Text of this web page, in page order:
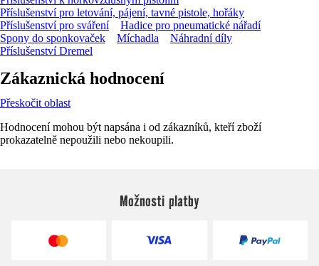
Příslušenství pro letování, pájení, tavné pistole, hořáky
Příslušenství pro sváření
Hadice pro pneumatické nářadí
Spony do sponkovaček
Míchadla
Náhradní díly
Příslušenství Dremel
Zákaznická hodnocení
Přeskočit oblast
Hodnocení mohou být napsána i od zákazníků, kteří zboží
prokazatelně nepoužili nebo nekoupili.
Možnosti platby